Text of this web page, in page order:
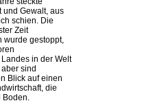
und Gewalt, aus
schien. Die
Zeit
wurde gestoppt,
in der Welt
sind
Blick auf einen
die